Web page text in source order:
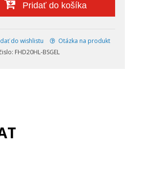
Pridať do košíka
do wishlistu
Otázka na produkt
FHD20HL-BSGEL